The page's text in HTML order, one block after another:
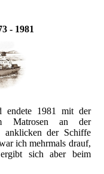
- 1981
endete 1981 mit der
Matrosen an der
anklicken der Schiffe
ich mehrmals drauf,
sich aber beim